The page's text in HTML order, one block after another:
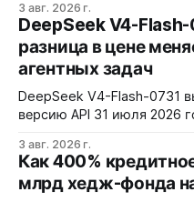
установку через Session
требует ручной проверки
от качества метаданных в
3 авг. 2026 г.
DeepSeek V4-
разница в цене
агентных задач
DeepSeek V4-Flash-0731
версию API 31 июля 2026
1M токенов. При типичной
обходится в $0,0096 за
Opus 4.8, но уступает в
3 авг. 2026 г.
Как 400%
млрд хедж-фонда